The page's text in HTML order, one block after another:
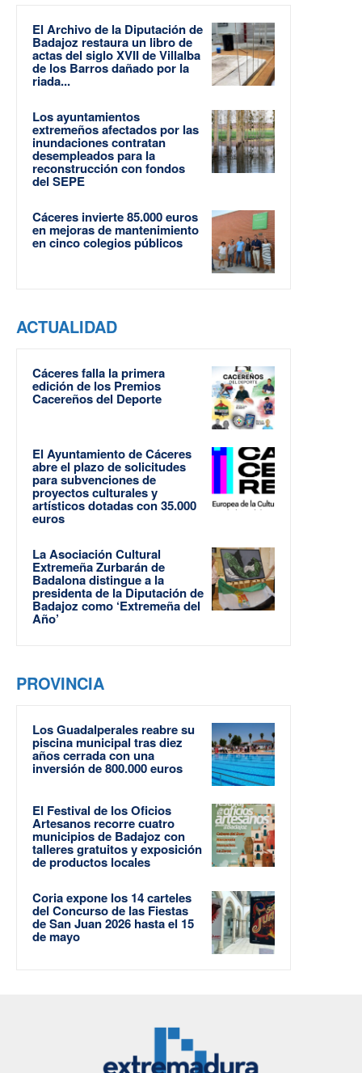
El Archivo de la Diputación de
Badajoz restaura un libro de
actas del siglo XVII de Villalba
de los Barros dañado por la
riada...
Los ayuntamientos
extremeños afectados por las
inundaciones contratan
desempleados para la
reconstrucción con fondos
del SEPE
Cáceres invierte 85.000 euros
en mejoras de mantenimiento
en cinco colegios públicos
ACTUALIDAD
Cáceres falla la primera
edición de los Premios
Cacereños del Deporte
El Ayuntamiento de Cáceres
abre el plazo de solicitudes
para subvenciones de
proyectos culturales y
artísticos dotadas con 35.000
euros
La Asociación Cultural
Extremeña Zurbarán de
Badalona distingue a la
presidenta de la Diputación de
Badajoz como ‘Extremeña del
Año’
PROVINCIA
Los Guadalperales reabre su
piscina municipal tras diez
años cerrada con una
inversión de 800.000 euros
El Festival de los Oficios
Artesanos recorre cuatro
municipios de Badajoz con
talleres gratuitos y exposición
de productos locales
Coria expone los 14 carteles
del Concurso de las Fiestas
de San Juan 2026 hasta el 15
de mayo